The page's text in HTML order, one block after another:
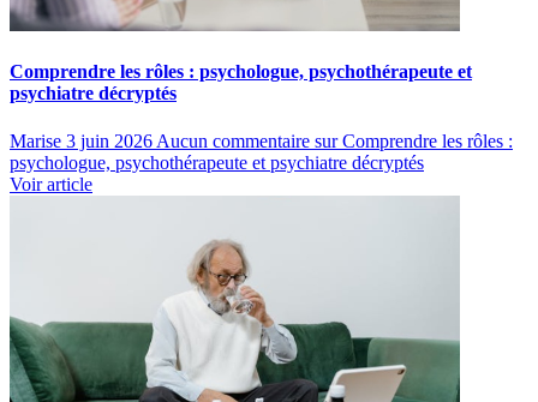
Comprendre les rôles : psychologue, psychothérapeute et
psychiatre décryptés
Marise 3 juin 2026 Aucun commentaire sur Comprendre les rôles :
psychologue, psychothérapeute et psychiatre décryptés
Voir article